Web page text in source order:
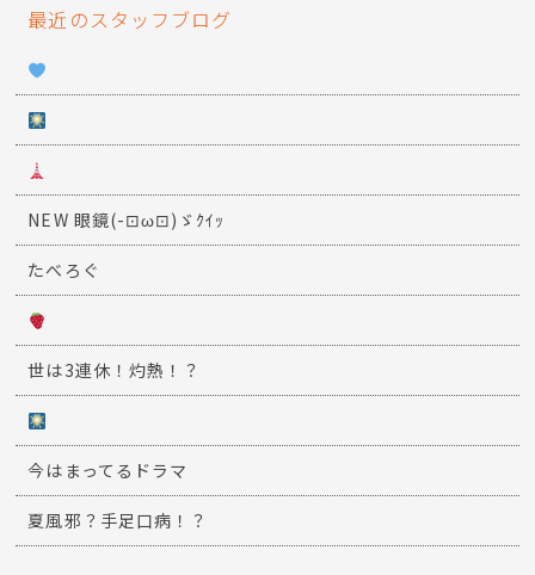
最近のスタッフブログ
NEW 眼鏡(-⊡ω⊡)ゞｸｲｯ
たべろぐ
世は3連休！灼熱！？
今はまってるドラマ
夏風邪？手足口病！？